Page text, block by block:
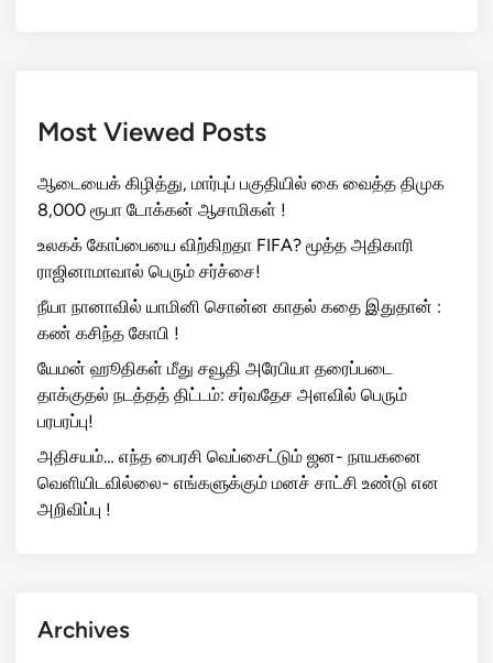
Most Viewed Posts
ஆடையைக் கிழித்து, மார்புப் பகுதியில் கை வைத்த திமுக
8,000 ரூபா டோக்கன் ஆசாமிகள் !
உலகக் கோப்பையை விற்கிறதா FIFA? மூத்த அதிகாரி
ராஜினாமாவால் பெரும் சர்ச்சை!
நீயா நானாவில் யாமினி சொன்ன காதல் கதை இதுதான் :
கண் கசிந்த கோபி !
யேமன் ஹூதிகள் மீது சவூதி அரேபியா தரைப்படை
தாக்குதல் நடத்தத் திட்டம்: சர்வதேச அளவில் பெரும்
பரபரப்பு!
அதிசயம்… எந்த பைரசி வெப்சைட்டும் ஜன- நாயகனை
வெளியிடவில்லை- எங்களுக்கும் மனச் சாட்சி உண்டு என
அறிவிப்பு !
Archives